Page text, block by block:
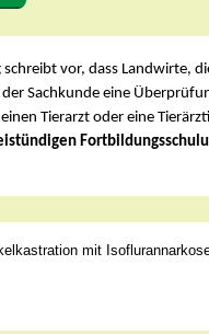
vor, dass Landwirte,
der Sachkunde eine
Tierarzt oder eine
mit